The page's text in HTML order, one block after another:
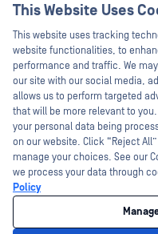
vulnerabilităților
Parteneri
Certificare
Parteneri tehnologici
Program de parteneriat de canal
©2026 OPSWAT . Toate drepturile
MetaAccess, OPSWAT , Trust no
World's Critical Infrastructure, Deep
DFI, RetroHunt, Deep File
OPSWAT . Mărcile comerciale ale
This Website Uses
This website uses tracking
website functionalities, to
performance and traffic. We
our site with our social media,
allows us to perform targeted
that will be more relevant to
your personal data being
on our website. Click “Reject
manage your choices. See our
we process your data through
Policy
Hey
I'm
How
today?